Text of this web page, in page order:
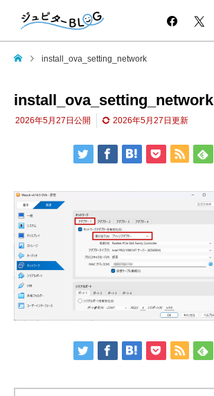
install_ova_setting_network
install_ova_setting_network
2026年5月27日 公開 2026年5月27日 更新